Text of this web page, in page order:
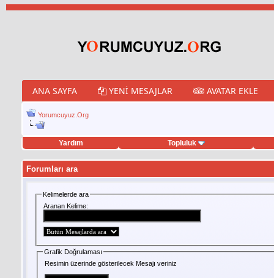
ANA SAYFA YENI MESAJLAR AVATAR EKLE
Yorumcuyuz.Org
Yardım Topluluk
hilesi
Forumları ara
Kelimelerde ara
Aranan Kelime:
Grafik Doğrulaması
Resimin üzerinde gösterilecek Mesajı veriniz